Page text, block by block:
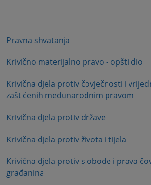
Pravna shvatanja
Krivično materijalno pravo - opšti dio
Krivična djela protiv čovječnosti i
zaštićenih međunarodnim pravom
Krivična djela protiv države
Krivična djela protiv života i tijela
Krivična djela protiv slobode i prava
građanina